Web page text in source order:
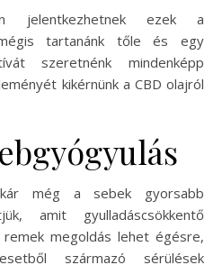
jelentkezhetnek ezek a
tartanánk tőle és egy
szeretnénk mindenképp
kikérnünk a CBD olajról
még a sebek gyorsabb
amit gyulladáscsökkentő
megoldás lehet égésre,
származó sérülések